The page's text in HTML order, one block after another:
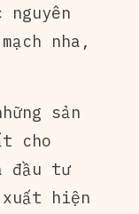
nguyên
nha,
sản
cho
đầu tư
xuất hiện